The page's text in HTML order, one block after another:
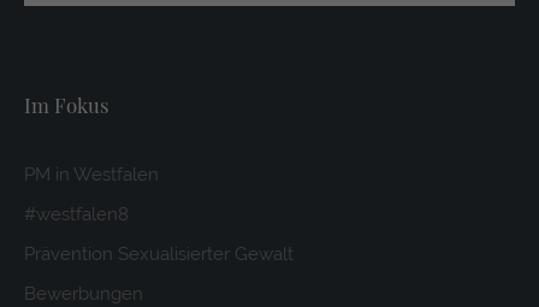
Im Fokus
PM in Westfalen
#westfalen8
Prävention Sexualisierter Gewalt
Bewerbungen